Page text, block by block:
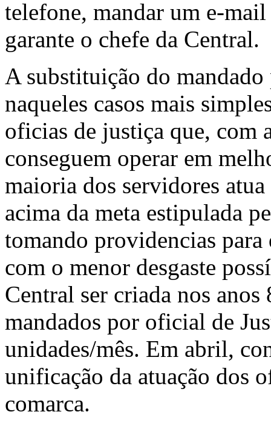
telefone, mandar um e-
garante o chefe da Central.
A substituição do
naqueles casos mais
oficias de justiça que, com
conseguem operar em
maioria dos servidores
acima da meta estipulada
tomando providencias
com o menor desgaste
Central ser criada nos
mandados por oficial de
unidades/mês. Em abril,
unificação da atuação dos
comarca.